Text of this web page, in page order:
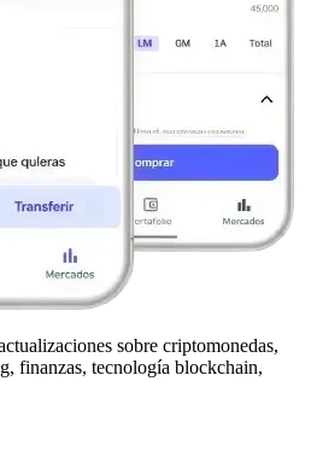
sobre criptomonedas,
finanzas, tecnología blockchain,